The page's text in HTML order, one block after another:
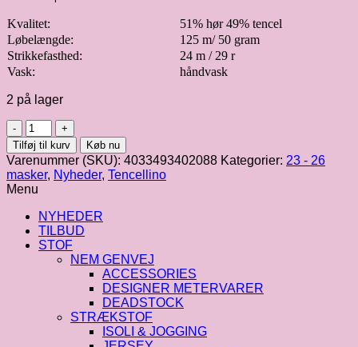
Kvalitet:
51% hør 49% tencel
Løbelængde:
125 m/ 50 gram
Strikkefasthed:
24 m / 29 r
Vask:
håndvask
2 på lager
Tencellino
|
Hørfarvet
fv.
03
antal
Tilføj til kurv Køb nu
Varenummer (SKU): 4033493402088 Kategorier: 23 - 26
masker, Nyheder, Tencellino
Menu
NYHEDER
TILBUD
STOF
NEM GENVEJ
ACCESSORIES
DESIGNER METERVARER
DEADSTOCK
STRÆKSTOF
ISOLI & JOGGING